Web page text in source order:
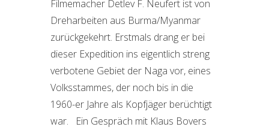
Filmemacher Detlev F. Neufert ist von
Dreharbeiten aus Burma/Myanmar
zurückgekehrt. Erstmals drang er bei
dieser Expedition ins eigentlich streng
verbotene Gebiet der Naga vor, eines
Volksstammes, der noch bis in die
1960-er Jahre als Kopfjäger berüchtigt
war. Ein Gespräch mit Klaus Bovers